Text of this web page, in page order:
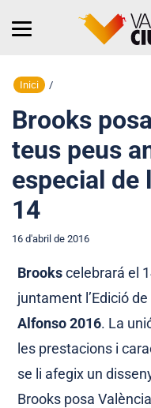
Inici /
Brooks
teus peus
especial de
14
16 d'abril de 2016
Brookscelebrará el
juntament l’Edició de
Alfonso 2016. La
les prestacions i
se li afegix un
Brooks posa